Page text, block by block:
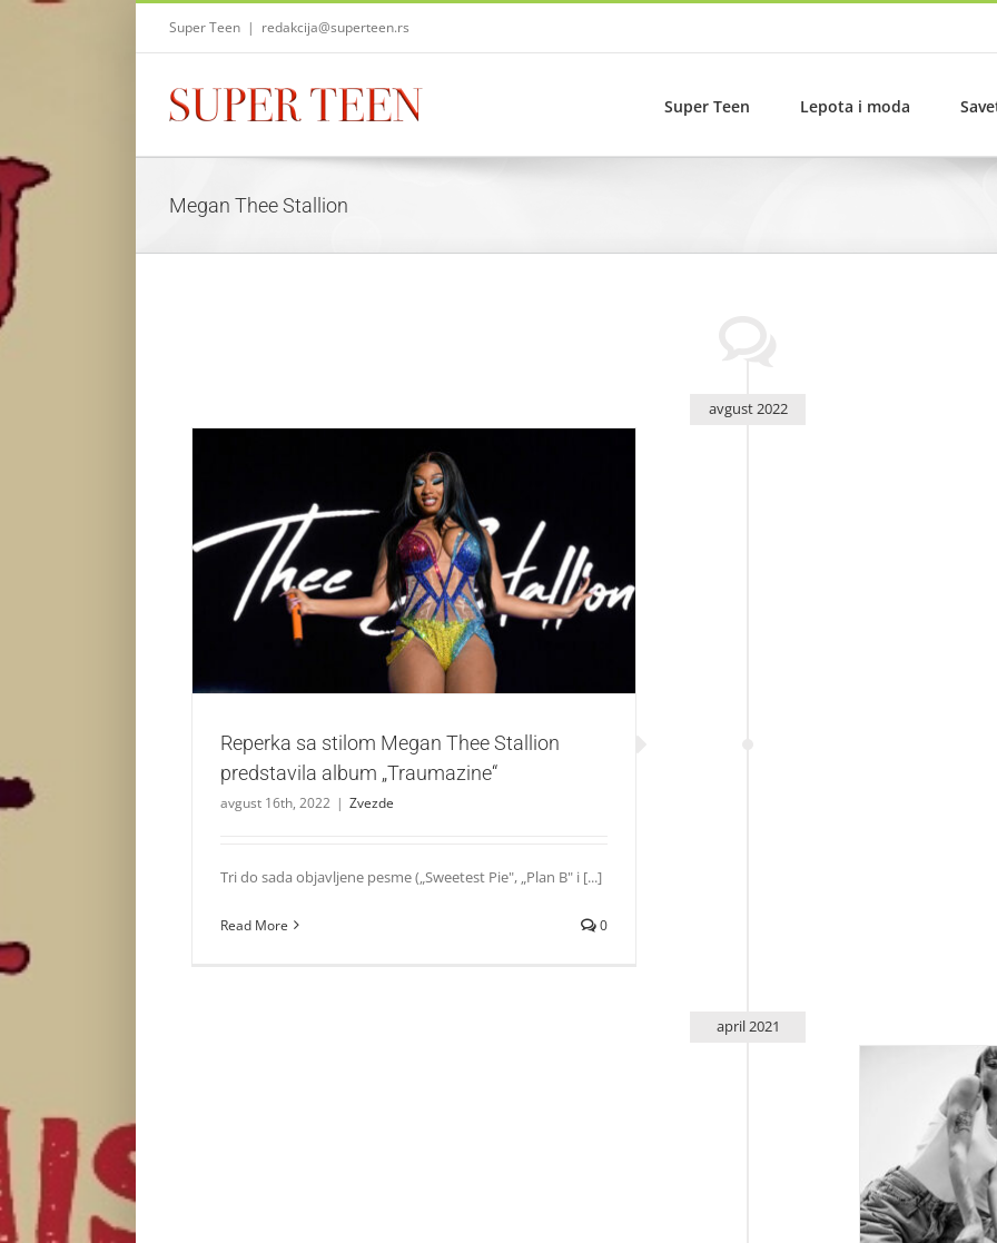
Super Teen | redakcija@superteen.rs
Super Teen Lepota i moda
Megan Thee Stallion
avgust 2022
Reperka sa stilom Megan Thee Stallion predstavila album
„Traumazine“
Zvezde
Reperka sa stilom Megan Thee Stallion
predstavila album „Traumazine“
avgust 16th, 2022 | Zvezde
Tri do sada objavljene pesme („Sweetest Pie", „Plan B" i [...]
Read More 0
april 2021
Calvin